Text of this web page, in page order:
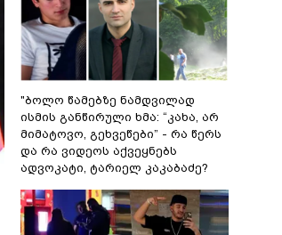
"ბოლო წამებზე ნამდვილად
ისმის განწირული ხმა: “კახა, არ
მიმატოვო, გეხვეწები” - რა წერს
და რა ვიდეოს აქვეყნებს
ადვოკატი, ტარიელ კაკაბაძე?